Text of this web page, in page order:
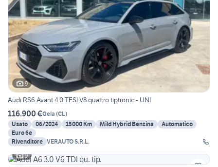
9
Audi RS6 Avant 4.0 TFSI V8 quattro tiptronic - UNI
116.900 €Gela (CL)
Usato
06/2024 15000 Km Mild Hybrid Benzina
Automatico
Euro 6e
Rivenditore VERAUTO S.R.L.
9